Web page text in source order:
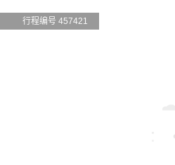
行程编号 457421